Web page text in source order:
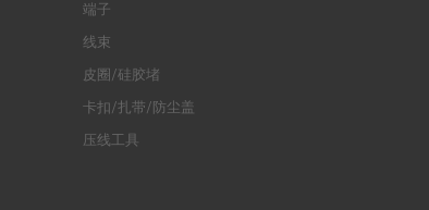
端子
线束
皮圈/硅胶堵
卡扣/扎带/防尘盖
压线工具